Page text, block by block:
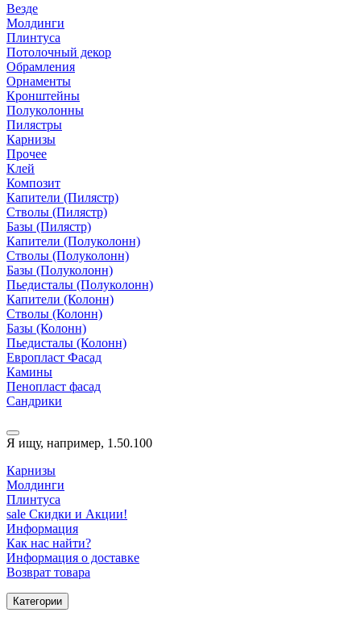
Везде
Молдинги
Плинтуса
Потолочный декор
Обрамления
Орнаменты
Кронштейны
Полуколонны
Пилястры
Карнизы
Прочее
Клей
Композит
Капители (Пилястр)
Стволы (Пилястр)
Базы (Пилястр)
Капители (Полуколонн)
Стволы (Полуколонн)
Базы (Полуколонн)
Пьедисталы (Полуколонн)
Капители (Колонн)
Стволы (Колонн)
Базы (Колонн)
Пьедисталы (Колонн)
Европласт Фасад
Камины
Пенопласт фасад
Сандрики
Я ищу, например, 1.50.100
Карнизы
Молдинги
Плинтуса
sale Скидки и Акции!
Информация
Как нас найти?
Информация о доставке
Возврат товара
Категории